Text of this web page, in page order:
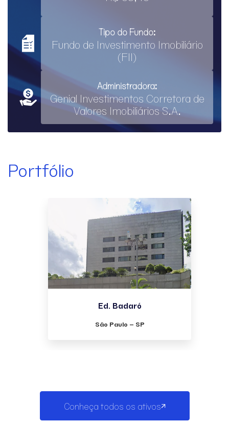
Tipo do Fundo:
Fundo de Investimento Imobiliário
(FII)
Administradora:
Genial Investimentos Corretora de
Valores Imobiliários S.A.
Portfólio
Ed. Badaró
São Paulo – SP
Conheça todos os ativos